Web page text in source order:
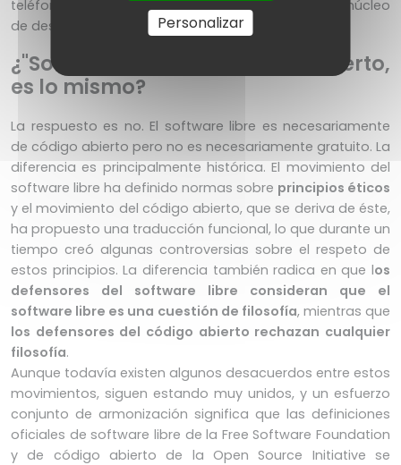
teléfonos inteligentes del mundo, se basa en un núcleo
de desarrollo
, que, por tanto, es libre?
¿"Software libre" y "código abierto,
es lo mismo?
La respuesto es no. El software libre es necesariamente
de código abierto pero no es necesariamente gratuito. La
diferencia es principalmente histórica. El movimiento del
software libre ha definido normas sobre principios éticos
y el movimiento del código abierto, que se deriva de éste,
ha propuesto una traducción funcional, lo que durante un
tiempo creó algunas controversias sobre el respeto de
estos principios. La diferencia también radica en que los
defensores del software libre consideran que el
software libre es una cuestión de filosofía, mientras que
los defensores del código abierto rechazan cualquier
filosofía.
Aunque todavía existen algunos desacuerdos entre estos
movimientos, siguen estando muy unidos, y un esfuerzo
conjunto de armonización significa que las definiciones
oficiales de software libre de la Free Software Foundation
y de código abierto de la Open Source Initiative se
Personalizar